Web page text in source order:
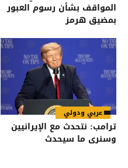
المواقف بشأن رسوم العبور
بمضيق هرمز
عربي ودولي
ترامب: نتحدث مع الإيرانيين
وسنرى ما سيحدث